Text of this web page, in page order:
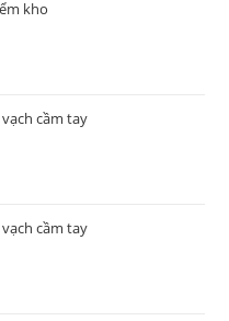
kho
cầm tay
cầm tay